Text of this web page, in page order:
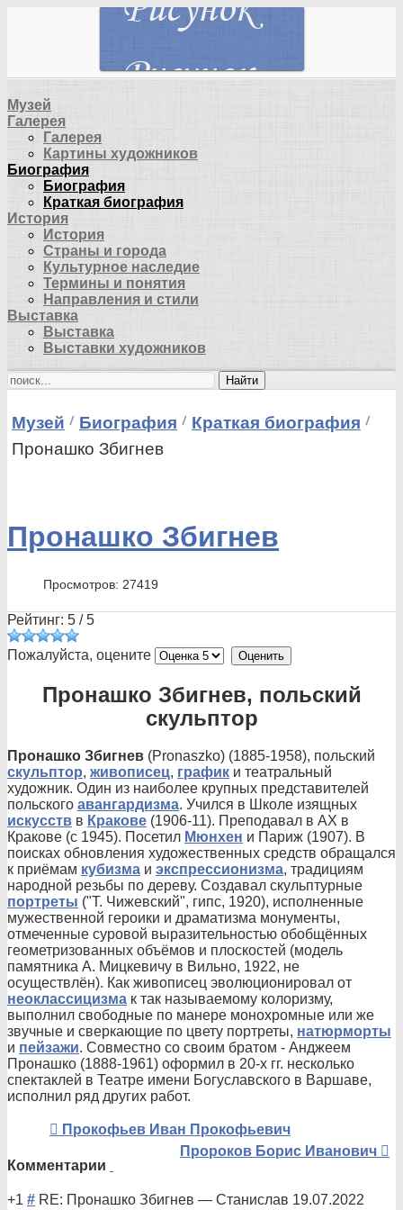
Музей
Галерея
Галерея
Картины художников
Биография
Биография
Краткая биография
История
История
Страны и города
Культурное наследие
Термины и понятия
Направления и стили
Выставка
Выставка
Выставки художников
Найти
Музей Биография
Краткая биография
Пронашко Збигнев
Пронашко Збигнев
Просмотров: 27419
Рейтинг: 5 /5
Пожалуйста, оцените
Пронашко Збигнев, польский
скульптор
Пронашко Збигнев (Pronaszko) (1885-1958), польский
скульптор, живописец, график и театральный
художник. Один из наиболее крупных представителей
польского авангардизма. Учился в Школе изящных
искусств в Кракове (1906-11). Преподавал в АХ в
Кракове (с 1945). Посетил Мюнхен и Париж (1907). В
поисках обновления художественных средств обращался
к приёмам кубизма и экспрессионизма, традициям
народной резьбы по дереву. Создавал скульптурные
портреты ("Т. Чижевский", гипс, 1920), исполненные
мужественной героики и драматизма монументы,
отмеченные суровой выразительностью обобщённых
геометризованных объёмов и плоскостей (модель
памятника А. Мицкевичу в Вильно, 1922, не
осуществлён). Как живописец эволюционировал от
неоклассицизма к так называемому колоризму,
выполнил свободные по манере монохромные или же
звучные и сверкающие по цвету портреты, натюрморты
и пейзажи. Совместно со своим братом - Анджеем
Пронашко (1888-1961) оформил в 20-х гг. несколько
спектаклей в Театре имени Богуславского в Варшаве,
исполнил ряд других работ.
Прокофьев Иван Прокофьевич
Пророков Борис Иванович
Комментарии
+1 # RE: Пронашко Збигнев — Станислав 19.07.2022